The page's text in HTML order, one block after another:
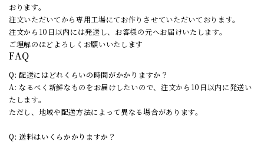
おります。
注文いただいてから専用工場にてお作りさせていただいております。
注文から10日以内には発送し、お客様の元へお届けいたします。
ご理解のほどよろしくお願いいたします
FAQ
Q: 配送にはどれくらいの時間がかかりますか？
A: なるべく新鮮なものをお届けしたいので、注文から10日以内に発送い
たします。
ただし、地域や配送方法によって異なる場合があります。
Q: 送料はいくらかかりますか？